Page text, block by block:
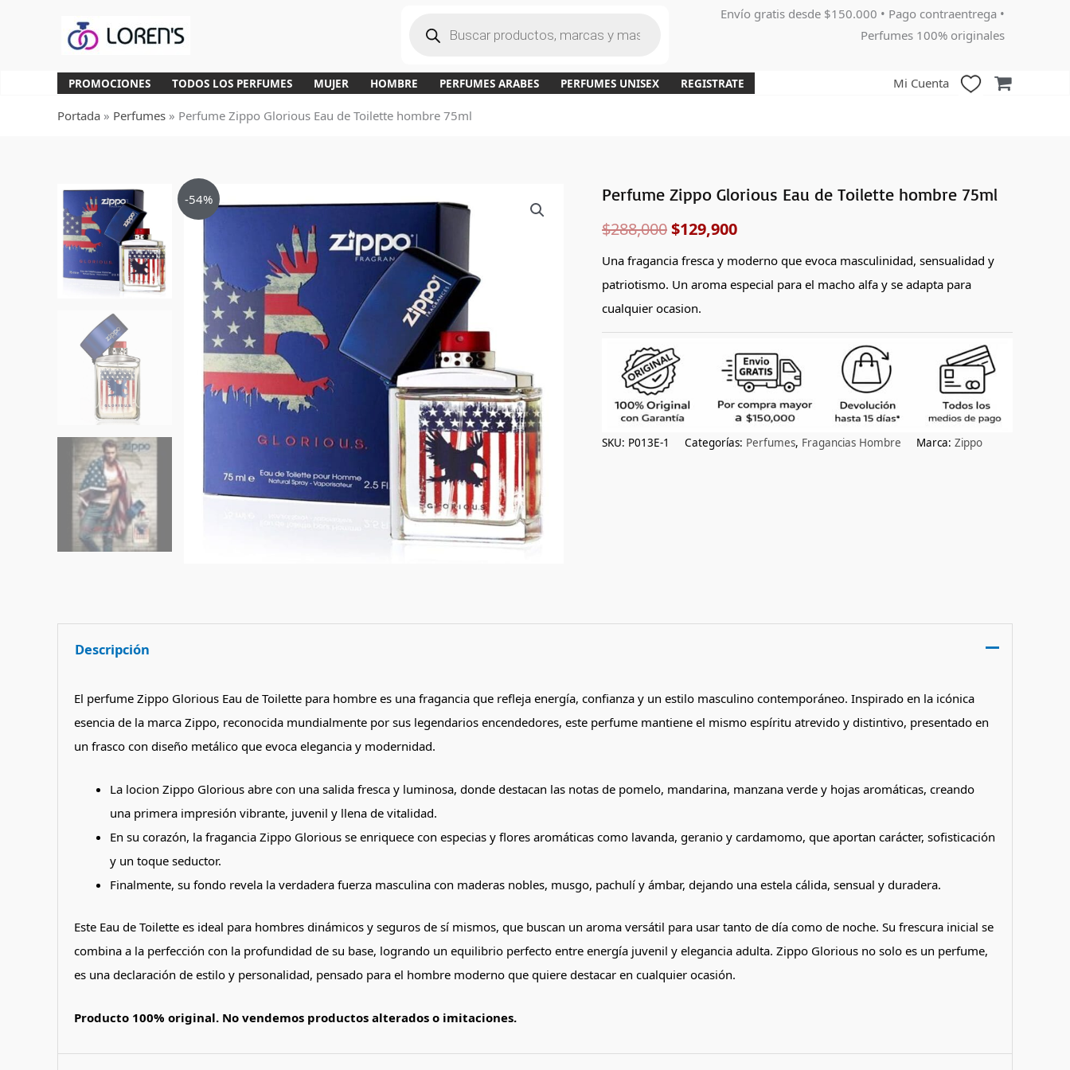
a
d
e
r
o
Envío gratis desde $150.000 • Pago contraentrega •
Perfumes 100% originales
PROMOCIONES TODOS LOS PERFUMES MUJER HOMBRE PERFUMES ARABES PERFUMES UNISEX REGISTRATE Mi Cuenta
Portada » Perfumes » Perfume Zippo Glorious Eau de Toilette hombre 75ml
-54%
Perfume Zippo Glorious Eau de Toilette hombre 75ml
$288,000
El
precio
original
era:
$129,900
El
precio
actual
es:
Una fragancia fresca y moderno que evoca masculinidad, sensualidad y
patriotismo. Un aroma especial para el macho alfa y se adapta para
cualquier ocasion.
SKU: P013E-1 Categorías: Perfumes, Fragancias Hombre Marca: Zippo
Descripción
El perfume Zippo Glorious Eau de Toilette para hombre es una fragancia que refleja energía, confianza y un estilo masculino contemporáneo. Inspirado en la icónica
esencia de la marca Zippo, reconocida mundialmente por sus legendarios encendedores, este perfume mantiene el mismo espíritu atrevido y distintivo, presentado en
un frasco con diseño metálico que evoca elegancia y modernidad.
La locion Zippo Glorious abre con una salida fresca y luminosa, donde destacan las notas de pomelo, mandarina, manzana verde y hojas aromáticas, creando
una primera impresión vibrante, juvenil y llena de vitalidad.
En su corazón, la fragancia Zippo Glorious se enriquece con especias y flores aromáticas como lavanda, geranio y cardamomo, que aportan carácter, sofisticación
y un toque seductor.
Finalmente, su fondo revela la verdadera fuerza masculina con maderas nobles, musgo, pachulí y ámbar, dejando una estela cálida, sensual y duradera.
Este Eau de Toilette es ideal para hombres dinámicos y seguros de sí mismos, que buscan un aroma versátil para usar tanto de día como de noche. Su frescura inicial se
combina a la perfección con la profundidad de su base, logrando un equilibrio perfecto entre energía juvenil y elegancia adulta. Zippo Glorious no solo es un perfume,
es una declaración de estilo y personalidad, pensado para el hombre moderno que quiere destacar en cualquier ocasión.
Producto 100% original. No vendemos productos alterados o imitaciones.